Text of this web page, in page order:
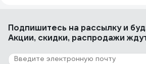
Подпишитесь на рассылкуи
Акции, скидки, распродажи